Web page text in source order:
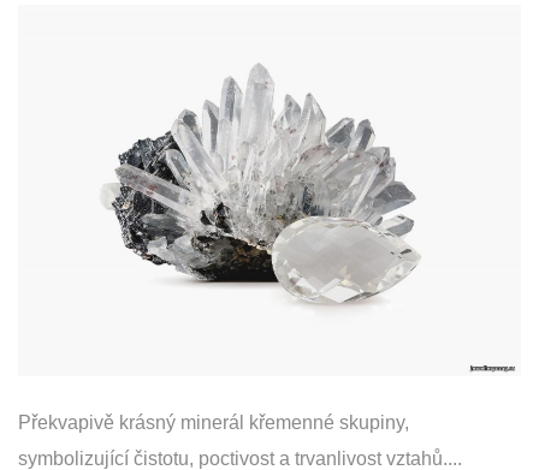
Překvapivě krásný minerál křemenné skupiny,
symbolizující čistotu, poctivost a trvanlivost vztahů....